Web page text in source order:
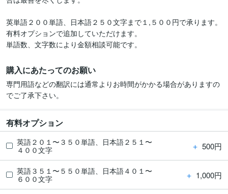
英単語２００単語、日本語２５０文字まで１,５００円で承ります。
有料オプションで追加していただけます。
単語数、文字数により金額相談可能です。
購入にあたってのお願い
専門用語などの翻訳には通常よりお時間がかかる場合がありますの
でご了承下さい。
有料オプション
英語２０１〜３５０単語、日本語２５１〜
４００文字
＋ 500円
英語３５１〜５５０単語、日本語４０１〜
６００文字
＋ 1,000円